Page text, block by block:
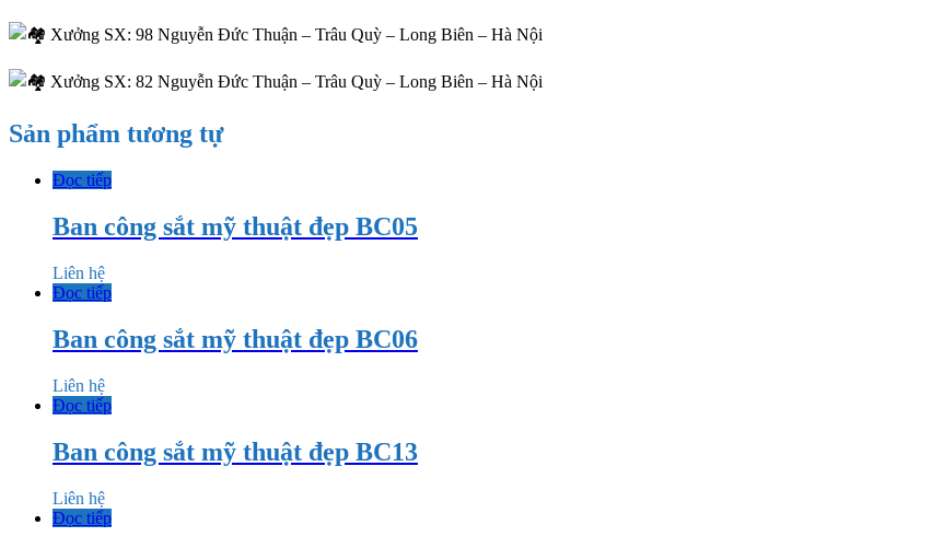
Xưởng SX: 98 Nguyễn Đức Thuận – Trâu Quỳ – Long Biên – Hà Nội
Xưởng SX: 82 Nguyễn Đức Thuận – Trâu Quỳ – Long Biên – Hà Nội
Sản phẩm tương tự
Đọc tiếp
Ban công sắt mỹ thuật đẹp BC05
Liên hệ
Đọc tiếp
Ban công sắt mỹ thuật đẹp BC06
Liên hệ
Đọc tiếp
Ban công sắt mỹ thuật đẹp BC13
Liên hệ
Đọc tiếp